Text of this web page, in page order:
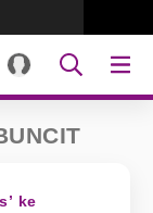
ke